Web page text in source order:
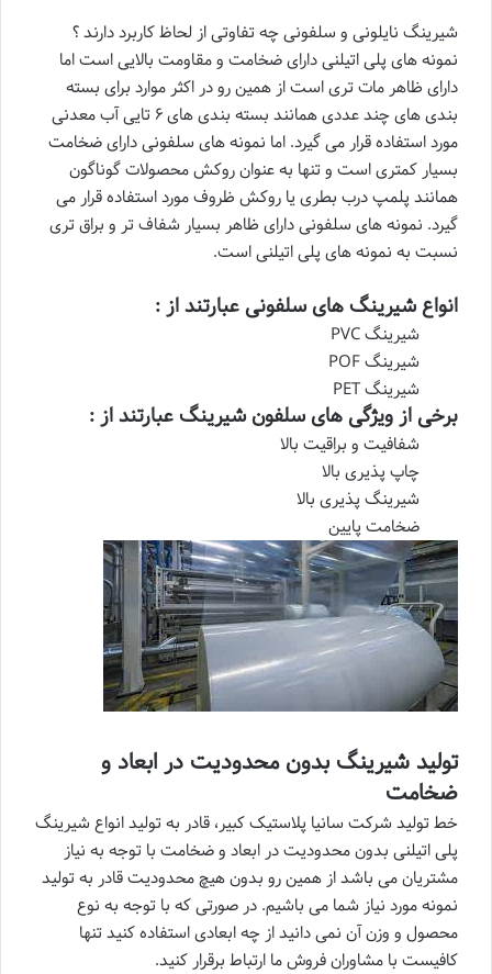
شیرینگ نایلونی و سلفونی چه تفاوتی از لحاظ کاربرد دارند ؟
نمونه های پلی اتیلنی دارای ضخامت و مقاومت بالایی است اما
دارای ظاهر مات تری است از همین رو در اکثر موارد برای بسته
بندی های چند عددی همانند بسته بندی های ۶ تایی آب معدنی
مورد استفاده قرار می گیرد. اما نمونه های سلفونی دارای ضخامت
بسیار کمتری است و تنها به عنوان روکش محصولات گوناگون
همانند پلمپ درب بطری یا روکش ظروف مورد استفاده قرار می
گیرد. نمونه های سلفونی دارای ظاهر بسیار شفاف تر و براق تری
نسبت به نمونه های پلی اتیلنی است.
انواع شیرینگ های سلفونی عبارتند از :
شیرینگ PVC
شیرینگ POF
شیرینگ PET
برخی از ویژگی های سلفون شیرینگ عبارتند از :
شفافیت و براقیت بالا
چاپ پذیری بالا
شیرینگ پذیری بالا
ضخامت پایین
تولید شیرینگ بدون محدودیت در ابعاد و
ضخامت
خط تولید شرکت سانیا پلاستیک کبیر، قادر به تولید انواع شیرینگ
پلی اتیلنی بدون محدودیت در ابعاد و ضخامت با توجه به نیاز
مشتریان می باشد از همین رو بدون هیچ محدودیت قادر به تولید
نمونه مورد نیاز شما می باشیم. در صورتی که با توجه به نوع
محصول و وزن آن نمی دانید از چه ابعادی استفاده کنید تنها
کافیست با مشاوران فروش ما ارتباط برقرار کنید.